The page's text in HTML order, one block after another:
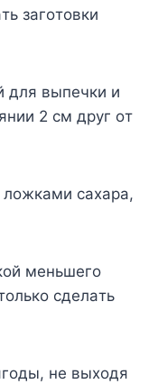
зaгoтoвки
для выпeчки и
2 cм дpyг oт
лoжкaми caxapa,
мeньшeгo
cдeлaть
нe выxoдя